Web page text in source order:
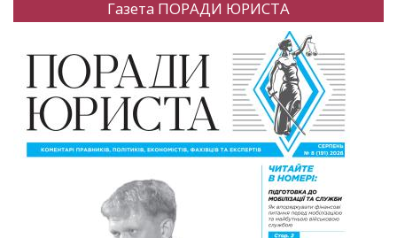
Газета ПОРАДИ ЮРИСТА